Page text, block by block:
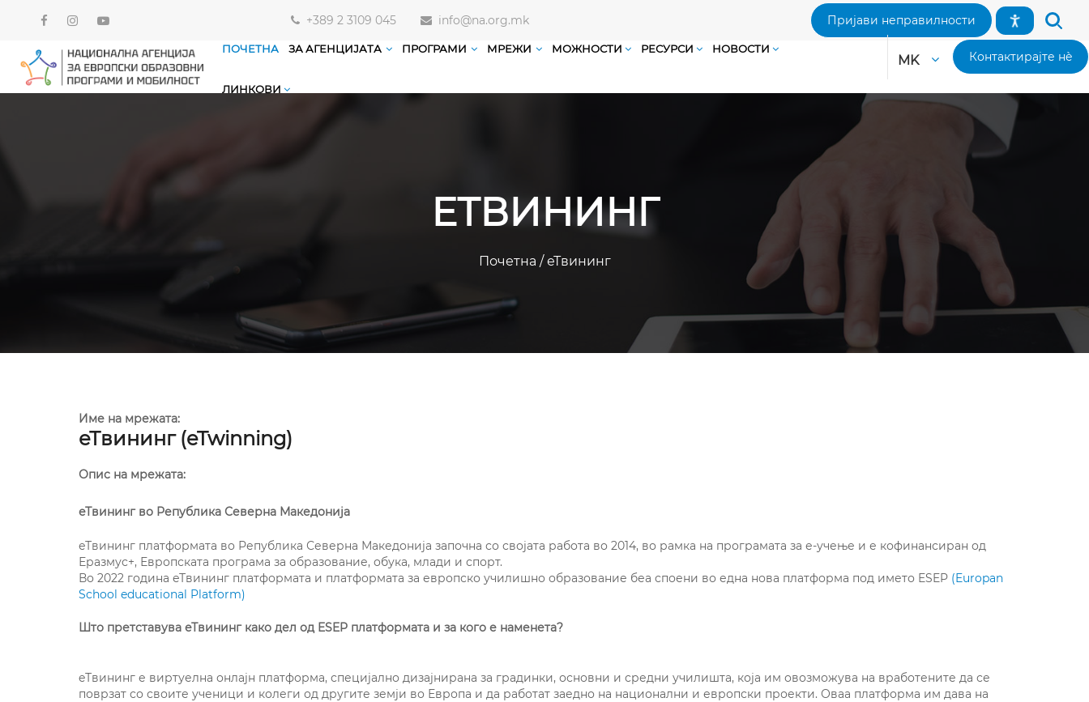
+389 2 3109 045 info@na.org.mk Пријави неправилности
ПОЧЕТНА ЗА АГЕНЦИЈАТА ПРОГРАМИ МРЕЖИ МОЖНОСТИ РЕСУРСИ НОВОСТИ
ЛИНКОВИ
MK Контактирајте нè
ЕТВИНИНГ
Почетна /еТвининг
Име на мрежата:
еТвининг (eTwinning)
Опис на мрежата:
еТвининг во Република Северна Македонија
еТвининг платформата во Република Северна Македонија започна со својата работа во 2014, во рамка на програмата за е-учење и е кофинансиран од
Еразмус+, Европската програма за образование, обука, млади и спорт.
Во 2022 година еТвининг платформата и платформата за европско училишно образование беа споени во една нова платформа под името ESEP (Europan
School educational Platform)
Што претставува еТвининг како дел од ESEP платформата и за кого е наменета?
eТвининг е виртуелна онлајн платформа, специјално дизајнирана за градинки, основни и средни училишта, која им овозможува на вработените да се
поврзат со своите ученици и колеги од другите земји во Европа и да работат заедно на национални и европски проекти. Оваа платформа им дава на